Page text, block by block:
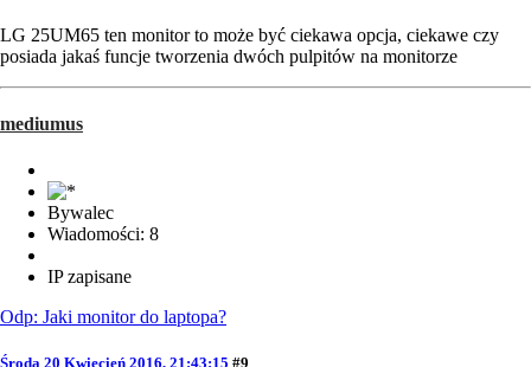
LG 25UM65 ten monitor to może być ciekawa opcja, ciekawe czy
posiada jakaś funcje tworzenia dwóch pulpitów na monitorze
mediumus
Bywalec
Wiadomości: 8
IP zapisane
Odp: Jaki monitor do laptopa?
Środa 20 Kwiecień 2016, 21:43:15 #9